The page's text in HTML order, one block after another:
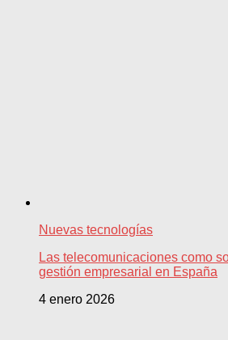
Nuevas tecnologías
Las telecomunicaciones como
gestión empresarial en España
4 enero 2026